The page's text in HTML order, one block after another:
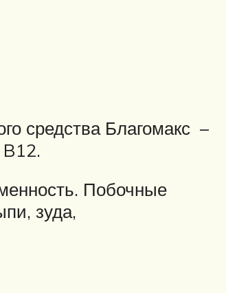
средства Благомакс –
Побочные
зуда,